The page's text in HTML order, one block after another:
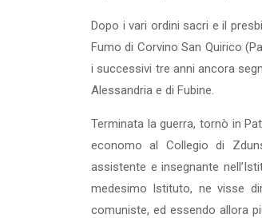
Dopo i vari ordini sacri e il
Fumo di Corvino San Quirico
i successivi tre anni ancora
Alessandria e di Fubine.
Terminata la guerra, tornò in
economo al Collegio di
assistente e insegnante
medesimo Istituto, ne visse
comuniste, ed essendo allora